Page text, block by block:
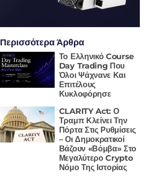
Περισσότερα Άρθρα
Το Ελληνικό Course
Day Trading Που
Όλοι Ψάχνανε Και
Επιτέλους
Κυκλοφόρησε
CLARITY Act: Ο
Τραμπ Κλείνει Την
Πόρτα Στις Ρυθμίσεις
– Οι Δημοκρατικοί
Βάζουν «Βόμβα» Στο
Μεγαλύτερο Crypto
Νόμο Της Ιστορίας